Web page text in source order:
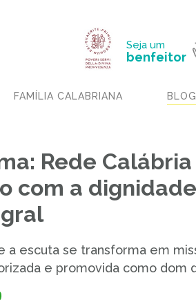
Seja um
benfeitor
FAMÍLIA CALABRIANA BLOG
Rede Calábria
com a
a escuta se transforma em
e promovida como dom